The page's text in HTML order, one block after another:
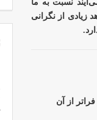
نسبت به ما
زیادی از نگرانی
از آن